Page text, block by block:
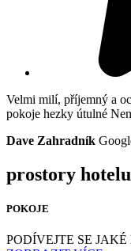
Velmi milí, příjemný a
pokoje hezky útulné
Dave Zahradník
prostory hotelu
POKOJE
PODÍVEJTE SE